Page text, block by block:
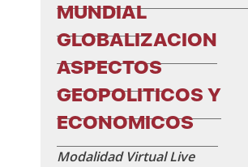
MUNDIAL
GLOBALIZACION
ASPECTOS
GEOPOLITICOS Y
ECONOMICOS
Modalidad Virtual Live